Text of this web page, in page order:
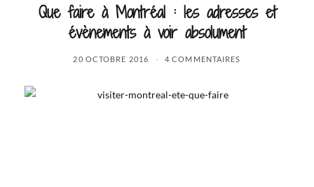
Que faire à Montréal : les adresses et
évènements à voir absolument
20 OCTOBRE 2016 4 COMMENTAIRES